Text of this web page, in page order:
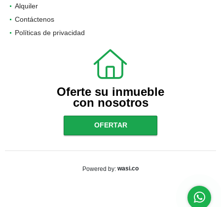
Alquiler
Contáctenos
Políticas de privacidad
Oferte su inmueble
con nosotros
OFERTAR
Powered by: wasi.co